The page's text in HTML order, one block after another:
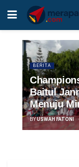
BERITA
Baitul
Menuju
BYUSWAH FATONI